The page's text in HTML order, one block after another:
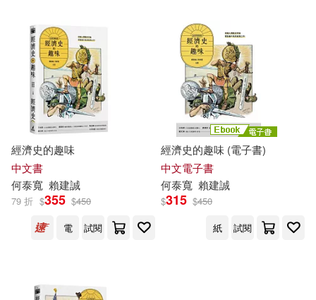
電子書
適合手機平板閱讀(3)
其他 (可複選)
現在可購買商品(7)
範圍
-
經濟史的趣味
中文書
何泰寬 賴建誠
79 折 $355 $450
電
試閱
經濟史的趣味 (電子書)
中文電子書
何泰寬 賴建誠
$315 $450
紙
試閱